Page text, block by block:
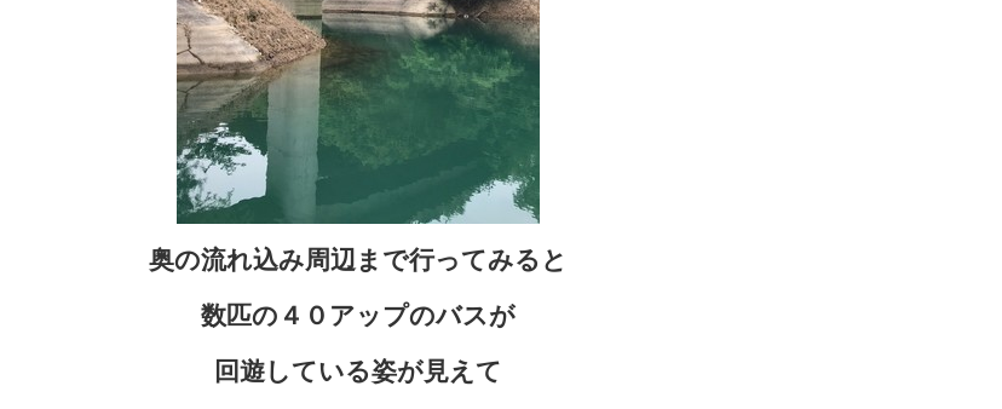
奥の流れ込み周辺まで行ってみると
数匹の４０アップのバスが
回遊している姿が見えて